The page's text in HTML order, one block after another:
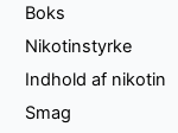
Boks
Nikotinstyrke
Indhold af nikotin
Smag